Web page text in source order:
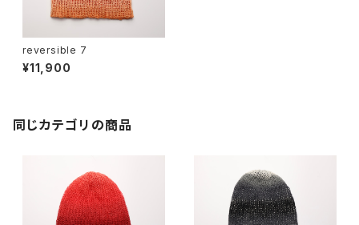
reversible 7
¥11,900
同じカテゴリの商品